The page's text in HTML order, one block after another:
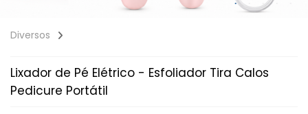
Diversos
Lixador de Pé Elétrico - Esfoliador Tira Calos
Pedicure Portátil